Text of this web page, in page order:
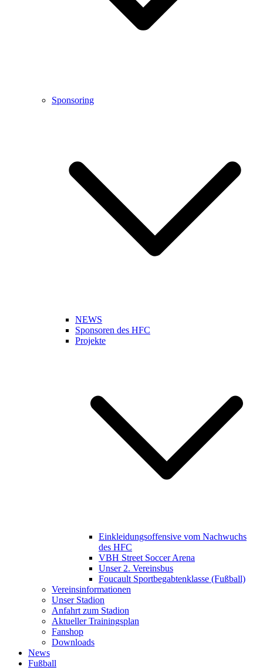
Sponsoring
NEWS
Sponsoren des HFC
Projekte
Einkleidungsoffensive vom Nachwuchs
des HFC
VBH Street Soccer Arena
Unser 2. Vereinsbus
Foucault Sportbegabtenklasse (Fußball)
Vereinsinformationen
Unser Stadion
Anfahrt zum Stadion
Aktueller Trainingsplan
Fanshop
Downloads
News
Fußball